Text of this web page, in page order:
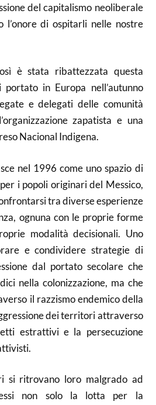
del capitalismo neoliberale
l’onore di ospitarli nelle nostre
è stata ribattezzata questa
in Europa nell’autunno
e delegati delle comunità
zapatista e una
Nacional Indigena.
nel 1996 come uno spazio di
i popoli originari del Messico,
tra diverse esperienze
ognuna con le proprie forme
modalità decisionali. Uno
e condividere strategie di
dal portato secolare che
nella colonizzazione, ma che
il razzismo endemico della
dei territori attraverso
estrattivi e la persecuzione
si ritrovano loro malgrado ad
non solo la lotta per la